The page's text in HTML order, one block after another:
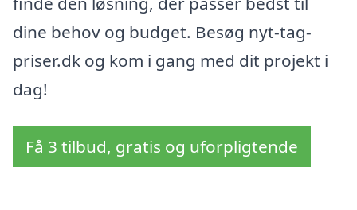
dine behov og budget. Besøg nyt-tag-
priser.dk og kom i gang med dit projekt i
dag!
Få 3 tilbud, gratis og uforpligtende